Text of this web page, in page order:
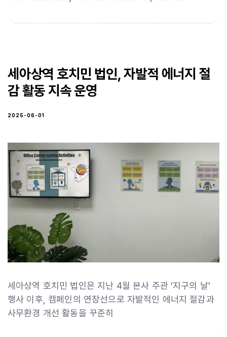
세아상역 호치민 법인, 자발적 에너지 절
감 활동 지속 운영
2025-06-01
세아상역 호치민 법인은 지난 4월 본사 주관 ‘지구의 날’
행사 이후, 캠페인의 연장선으로 자발적인 에너지 절감과
사무환경 개선 활동을 꾸준히